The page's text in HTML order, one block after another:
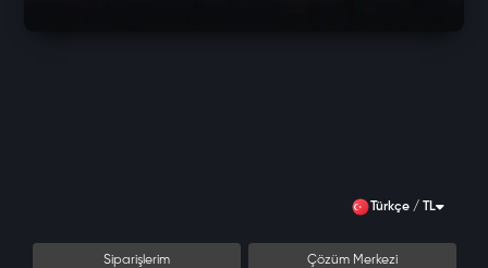
Türkçe / TL
Siparişlerim Çözüm Merkezi